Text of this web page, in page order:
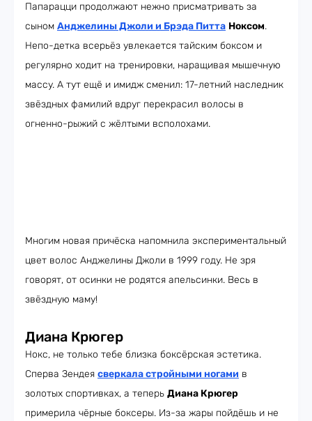
Папарацци продолжают нежно присматривать за
сыном Анджелины Джоли и Брэда Питта Ноксом.
Непо-детка всерьёз увлекается тайским боксом и
регулярно ходит на тренировки, наращивая мышечную
массу. А тут ещё и имидж сменил: 17-летний наследник
звёздных фамилий вдруг перекрасил волосы в
огненно-рыжий с жёлтыми всполохами.
Многим новая причёска напомнила экспериментальный
цвет волос Анджелины Джоли в 1999 году. Не зря
говорят, от осинки не родятся апельсинки. Весь в
звёздную маму!
Диана Крюгер
Нокс, не только тебе близка боксёрская эстетика.
Сперва Зендея сверкала стройными ногами в
золотых спортивках, а теперь Диана Крюгер
примерила чёрные боксеры. Из-за жары пойдёшь и не